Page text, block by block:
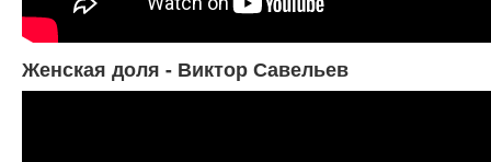
Женская доля - Виктор Савельев